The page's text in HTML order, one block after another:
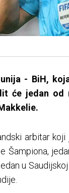
- BiH,
će jedan od
arbitar
Šampiona,
u